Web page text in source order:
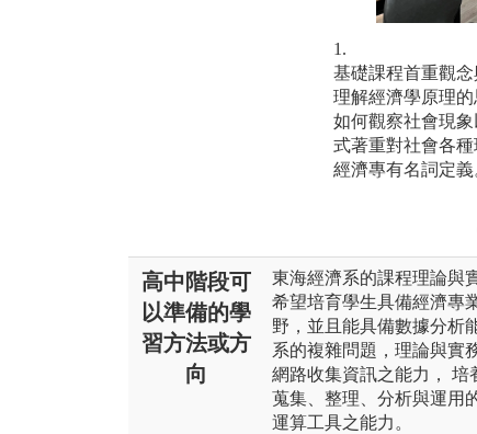
1.
基礎課程首重觀
理解經濟學原理
如何觀察社會現
式著重對社會各
經濟專有名詞定義
高中階段可
以準備的學
習方法或方
向
東海經濟系的課程理論與
希望培育學生具備經濟專
野，並且能具備數據分析
系的複雜問題，理論與實
網路收集資訊之能力， 培
蒐集、整理、分析與運用
運算工具之能力。